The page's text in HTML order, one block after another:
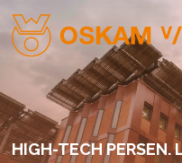
HIGH-TECH PERSEN.